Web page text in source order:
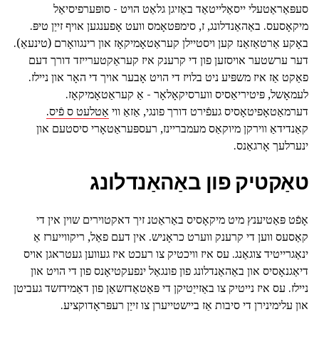
סעפּאַראַטעלי ייסאַלייטאַד באַזיגן גלאַט הויט - סופּערפיסיאַל
מיקאָסעס. באַהאַנדלונג, ז, סימפּטאָמס וועט אָפענגען אויף זייַן טיפּ.
באָקע אַרטאַזאַנז קען ויסטיילן קעראַטאָמיקאָז און רינגוואָרם (טינעאַ).
דער ערשטער אויסזען פון די קרענק איז קעראַקטערייזד דורך דעם
פאַקט אַז איז משפּיע ניט בלויז די הויט אָבער אויך די האָר און ניילז.
לעמאָשל, פּיטיריאַסיס ווערסיקאָלאָר - אַ קעראַטאָמיקאָז.
דערמאַטאָפיטאָסיס געפֿירט דורך פונגי, אַזאַ ווי אַטלעט ס פֿיס.
קאַנדידאַ ווירקן מיוקאַס מעמבריינז, רעספּעראַטאָרי סיסטעם און
ינערלעך אָרגאַנס.
טאַקטיק פון באַהאַנדלונג
אָפֿט פּאַטיענץ מיט מיקאָסיס באַראַטנ זיך דאקטוירים שוין אין די
קאַסעס ווען די קרענק ווערט כראָניש. אין דעם פאַל, ריקווייערז אַ
ינאַגרייטיד צוגאַנג. עס איז וויכטיק צו רעכט איז געווען געטראגן אויס
דיאַגנאָסיס און באַהאַנדלונג פון פונגאַל ינפעקטיאָנס פון די הויט און
ניילז. עס איז נייטיק צו באַזייַטיקן די פּאַטאַדזשאַן פון דאַמידזשד געביטן
און עלימינירן די סיבות אַז ביישטייערן צו זייַן רעפּראָדוקציע.